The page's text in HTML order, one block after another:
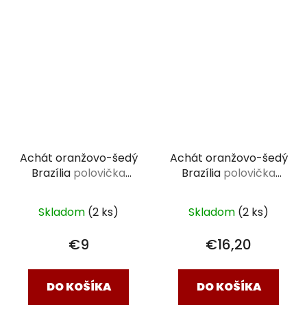
Achát oranžovo-šedý
Brazília polovička
Skladom (2 ks)
€9
DO KOŠÍKA
Achát oranžovo-šedý
Brazília polovička
Skladom (2 ks)
€16,20
DO KOŠÍKA